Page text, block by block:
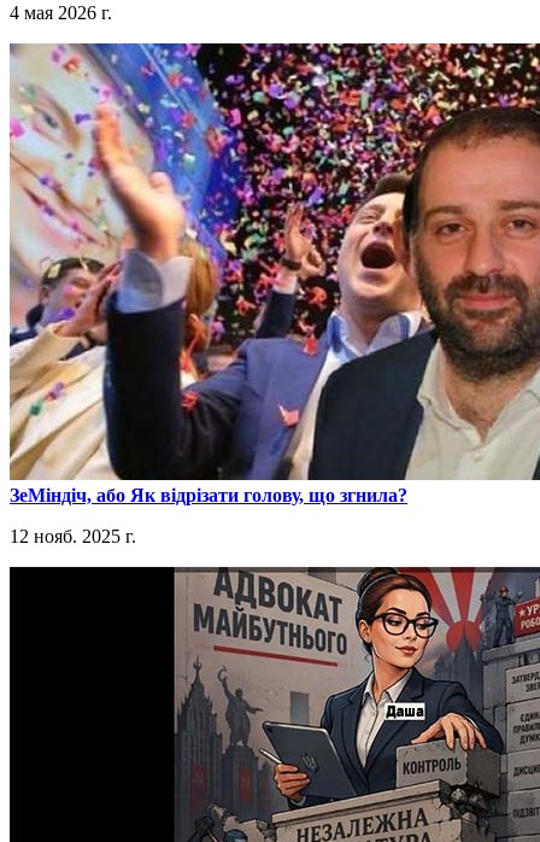
4 мая 2026 г.
​ЗеМіндіч, або Як відрізати голову, що згнила?
12 нояб. 2025 г.